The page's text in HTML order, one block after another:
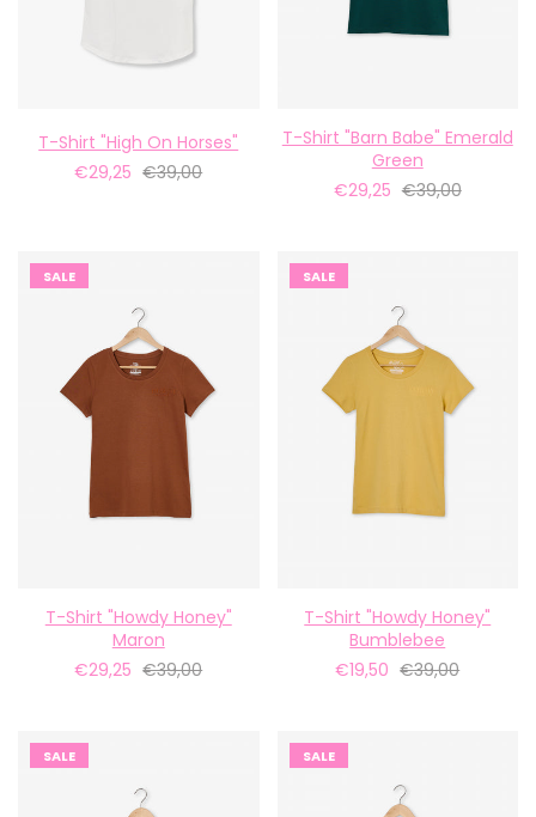
T-Shirt "High On Horses"
€29,25 €39,00
T-Shirt "Barn Babe" Emerald
Green
€29,25 €39,00
SALE
T-Shirt "Howdy Honey"
Maron
€29,25 €39,00
SALE
T-Shirt "Howdy Honey"
Bumblebee
€19,50 €39,00
SALE SALE